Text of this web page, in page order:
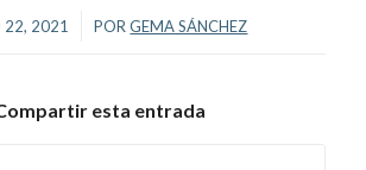
22, 2021
/ PORGEMA SÁNCHEZ
esta entrada